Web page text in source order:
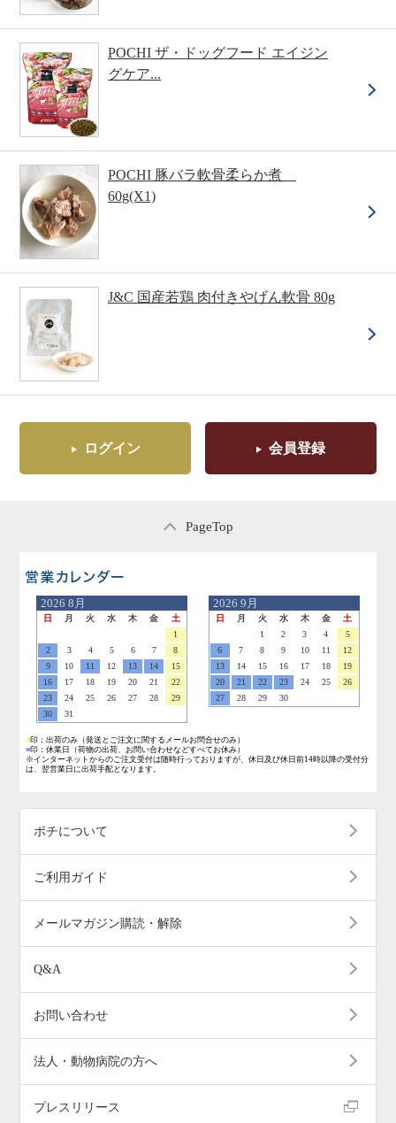
POCHI ザ・ドッグフード エイジン
グケア...
POCHI 豚バラ軟骨柔らか煮
60g(X1)
J&C 国産若鶏 肉付きやげん軟骨 80g
ログイン 会員登録
PageTop
2026 8月
日 月 火 水 木 金
土
1
2
3 4 5 6 7
8
9
10 11 12 13 14
15
16
17 18 19 20 21
22
23
24 25 26 27 28
29
30
31
2026 9月
日 月 火 水 木 金
土
1
2 3 4
5
6
7 8 9 10 11
12
13
14 15 16 17 18
19
20
21 22 23 24 25
26
27
28 29 30
■印：出荷のみ （発送とご注文に関するメールお問合せのみ）
■印：休業日
（荷物の出荷、お問い合わせなどすべてお休み）
※インターネットからのご注文受付は随時行っておりますが、休日及び休日前14時以降の受付分
は、翌営業日に出荷手配となります。
ポチについて
ご利用ガイド
メールマガジン購読・解除
Q&A
お問い合わせ
法人・動物病院の方へ
プレスリリース